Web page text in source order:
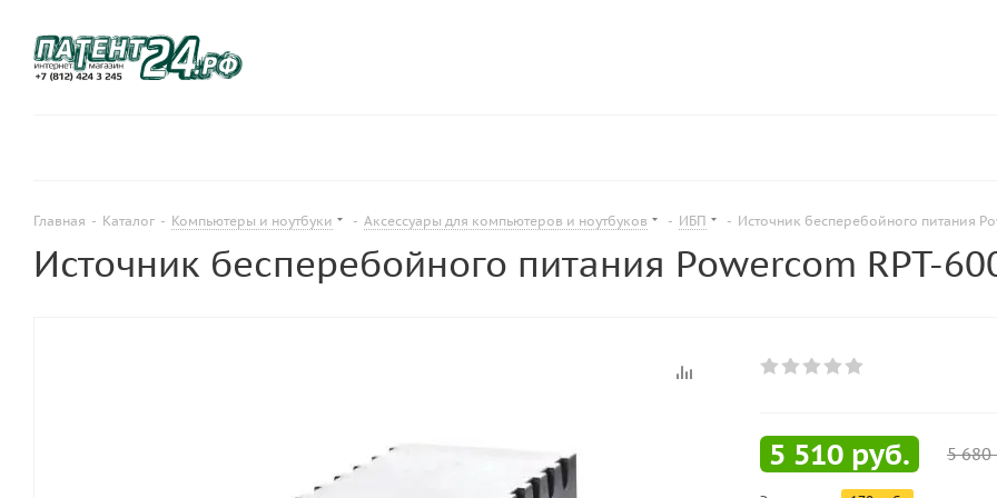
Главная - Каталог - Компьютеры и ноутбуки - Аксессуары для компьютеров и ноутбуков - ИБП - Источник бесперебойного питания
Источник бесперебойного питания Powercom RPT-
5 510 руб. 5 680